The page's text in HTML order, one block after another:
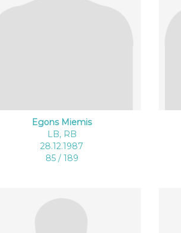
Egons Miemis
LB, RB
28.12.1987
85 / 189